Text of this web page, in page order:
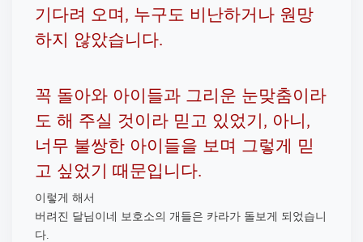
기다려 오며, 누구도 비난하거나 원망
하지 않았습니다.
꼭 돌아와 아이들과 그리운 눈맞춤이라
도 해 주실 것이라 믿고 있었기, 아니,
너무 불쌍한 아이들을 보며 그렇게 믿
고 싶었기 때문입니다.
이렇게 해서
버려진 달님이네 보호소의 개들은 카라가 돌보게 되었습니
다